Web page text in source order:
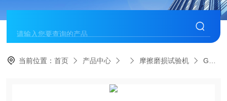
当前位置：首页 产品中心 摩擦磨损试验机 GB3960-2016塑料滑动摩擦磨损试验机